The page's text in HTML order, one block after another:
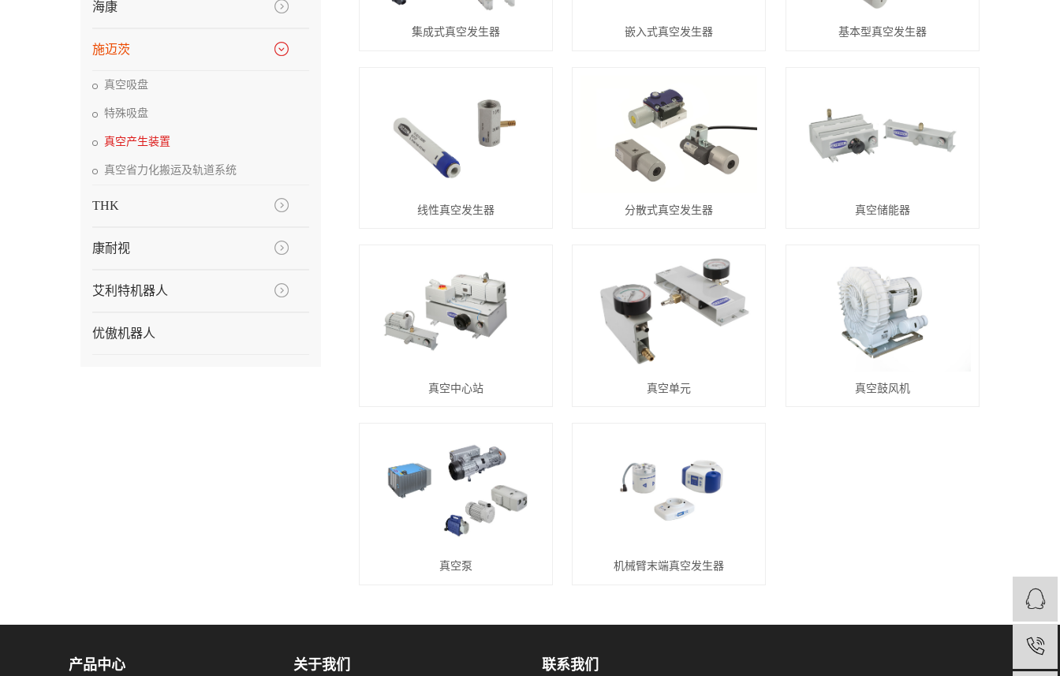
海康
施迈茨
真空吸盘
特殊吸盘
真空产生装置
真空省力化搬运及轨道系统
THK
康耐视
艾利特机器人
优傲机器人
集成式真空发生器 嵌入式真空发生器 基本型真空发生器
线性真空发生器 分散式真空发生器 真空储能器
真空中心站 真空单元 真空鼓风机
真空泵 机械臂末端真空发生器
产品中心 关于我们 联系我们